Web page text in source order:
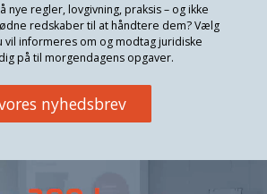
nye regler, lovgivning, praksis – og ikke
redskaber til at håndtere dem? Vælg
informeres om og modtag juridiske
på til morgendagens opgaver.
nyhedsbrev